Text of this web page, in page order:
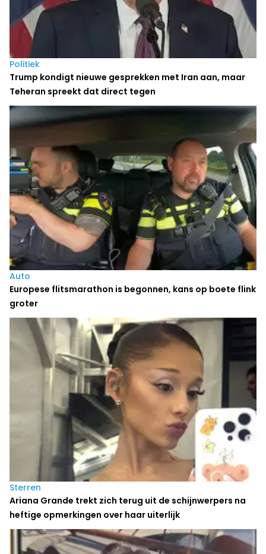
Politiek
Trump kondigt nieuwe gesprekken met Iran aan, maar
Teheran spreekt dat direct tegen
Auto
Europese flitsmarathon is begonnen, kans op boete flink
groter
Sterren
Ariana Grande trekt zich terug uit de schijnwerpers na
heftige opmerkingen over haar uiterlijk